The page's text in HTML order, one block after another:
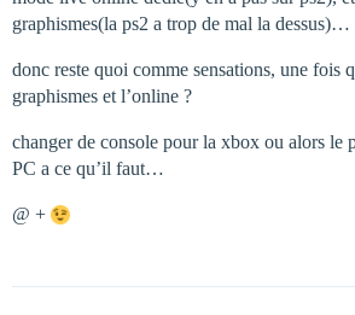
graphismes(la ps2 a trop de mal la dessus)…
donc reste quoi comme sensations, une fois
graphismes et l’online ?
changer de console pour la xbox ou alors le
PC a ce qu’il faut…
@ +